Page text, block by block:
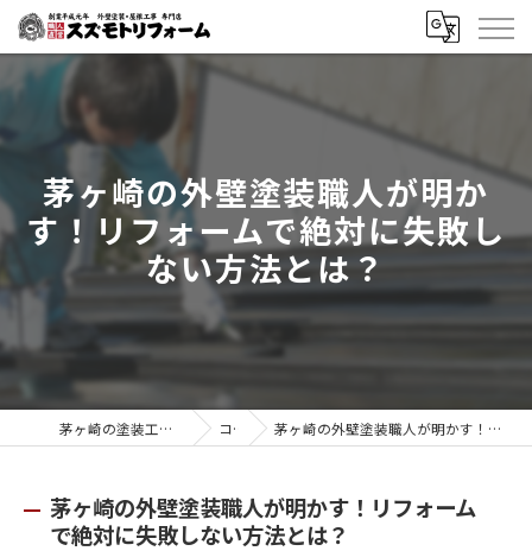
茅ヶ崎の外壁塗装職人が明か
す！リフォームで絶対に失敗し
ない方法とは？
茅ヶ崎の塗装工事はスズモトリフォーム コラム 茅ヶ崎の外壁塗装職人が明かす！リフォームで絶対に失敗しない方法とは？
茅ヶ崎の外壁塗装職人が明かす！リフォーム
で絶対に失敗しない方法とは？